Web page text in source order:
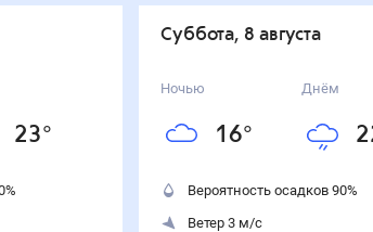
23°
%
суббота, 8 августа
Ночью
16°
Днём
Вероятность осадков 90%
Ветер 3 м/с